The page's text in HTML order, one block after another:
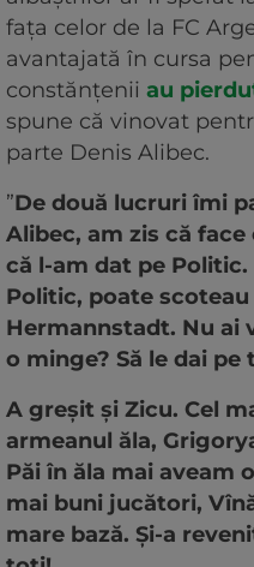
fața celor de la FC
avantajată în cursa
constănțenii au
spune că vinovat
parte Denis Alibec.
”De două lucruri îmi
Alibec, am zis că
că l-am dat pe
Politic, poate
Hermannstadt. Nu ai
o minge? Să le dai pe
A greșit și Zicu. Cel
armeanul ăla,
Păi în ăla mai aveam
mai buni jucători,
mare bază. Și-a